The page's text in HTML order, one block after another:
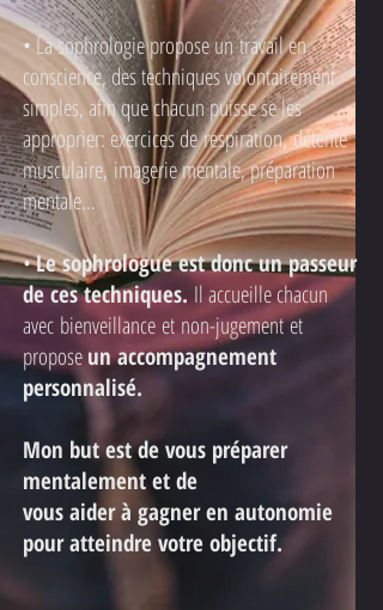
• La sophrologie propose un travail en
conscience, des techniques volontairement
simples, afin que chacun puisse se les
approprier: exercices de respiration, détente
musculaire, imagerie mentale, préparation
mentale…
•Le sophrologue est donc un passeur
de ces techniques. Il accueille chacun
avec bienveillance et non-jugement et
proposeun accompagnement
personnalisé.
Mon but est de vous préparer
mentalement et de
vous aider à gagner en autonomie
pour atteindre votre objectif.